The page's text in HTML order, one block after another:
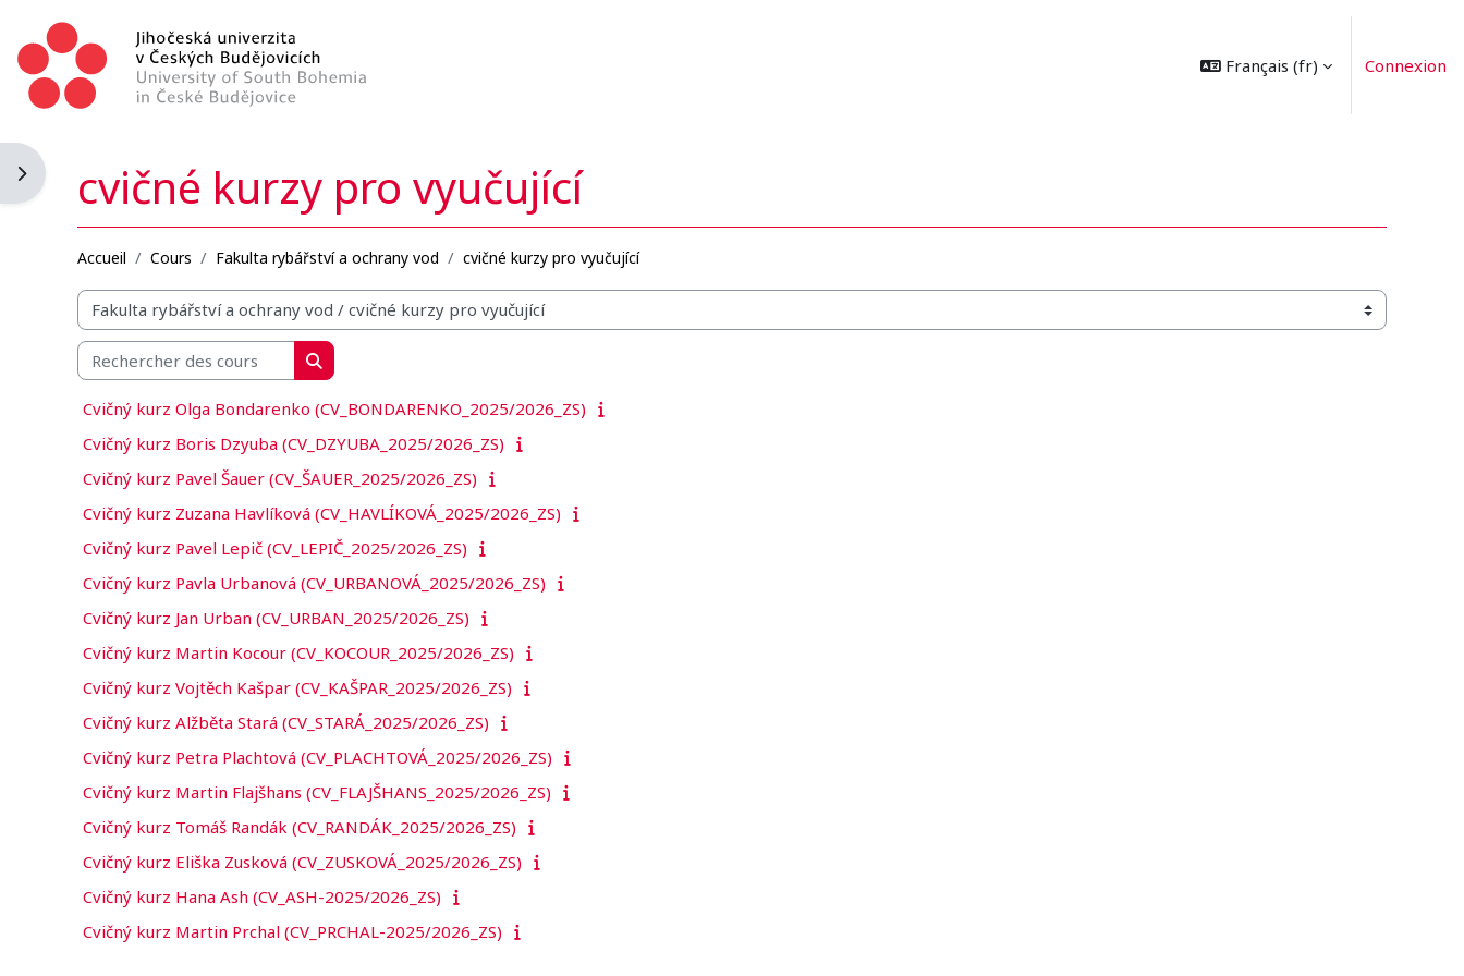
Français ‎(fr)‎ Connexion
Ouvrir le tiroir des blocs
cvičné kurzy pro vyučující
Accueil Cours Fakulta rybářství a ochrany vod cvičné kurzy pro vyučující
Catégories de cours
Rechercher des cours
Rechercher des cours
Cvičný kurz Olga Bondarenko (CV_BONDARENKO_2025/2026_ZS)
Cvičný kurz Boris Dzyuba (CV_DZYUBA_2025/2026_ZS)
Cvičný kurz Pavel Šauer (CV_ŠAUER_2025/2026_ZS)
Cvičný kurz Zuzana Havlíková (CV_HAVLÍKOVÁ_2025/2026_ZS)
Cvičný kurz Pavel Lepič (CV_LEPIČ_2025/2026_ZS)
Cvičný kurz Pavla Urbanová (CV_URBANOVÁ_2025/2026_ZS)
Cvičný kurz Jan Urban (CV_URBAN_2025/2026_ZS)
Cvičný kurz Martin Kocour (CV_KOCOUR_2025/2026_ZS)
Cvičný kurz Vojtěch Kašpar (CV_KAŠPAR_2025/2026_ZS)
Cvičný kurz Alžběta Stará (CV_STARÁ_2025/2026_ZS)
Cvičný kurz Petra Plachtová (CV_PLACHTOVÁ_2025/2026_ZS)
Cvičný kurz Martin Flajšhans (CV_FLAJŠHANS_2025/2026_ZS)
Cvičný kurz Tomáš Randák (CV_RANDÁK_2025/2026_ZS)
Cvičný kurz Eliška Zusková (CV_ZUSKOVÁ_2025/2026_ZS)
Cvičný kurz Hana Ash (CV_ASH-2025/2026_ZS)
Cvičný kurz Martin Prchal (CV_PRCHAL-2025/2026_ZS)